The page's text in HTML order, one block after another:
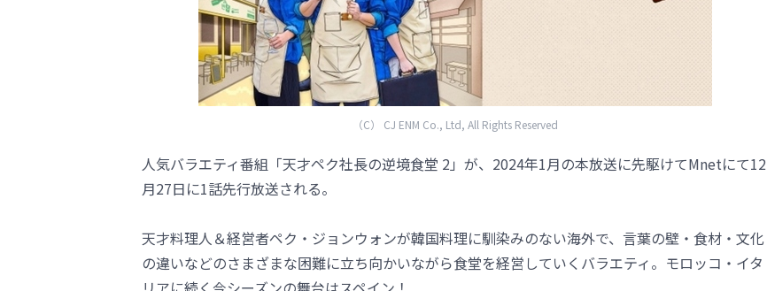
（C） CJ ENM Co., Ltd, All Rights Reserved
人気バラエティ番組「天才ペク社長の逆境食堂 2」が、2024年1月の本放送に先駆けてMnetにて12
月27日に1話先行放送される。
天才料理人＆経営者ペク・ジョンウォンが韓国料理に馴染みのない海外で、言葉の壁・食材・文化
の違いなどのさまざまな困難に立ち向かいながら食堂を経営していくバラエティ。モロッコ・イタ